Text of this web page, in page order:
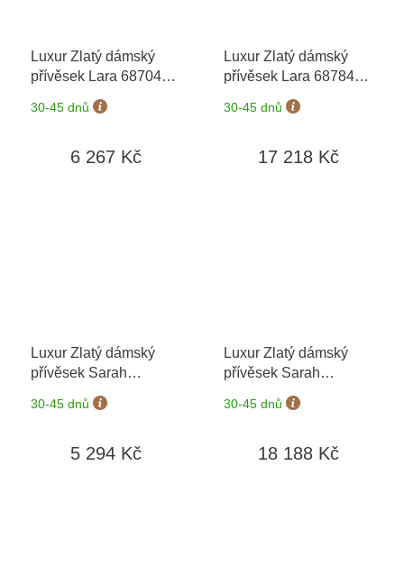
Luxur Zlatý dámský
přívěsek Lara 6870464
+ možnost výměny do
90 dní
30-45 dnů
6 267 Kč
Luxur Zlatý dámský
přívěsek Lara 6878464
+ možnost výměny do
90 dní
30-45 dnů
17 218 Kč
Luxur Zlatý dámský
přívěsek Sarah
+ možnost
výměny do 90 dní
30-45 dnů
5 294 Kč
Luxur Zlatý dámský
přívěsek Sarah
+ možnost
výměny do 90 dní
30-45 dnů
18 188 Kč